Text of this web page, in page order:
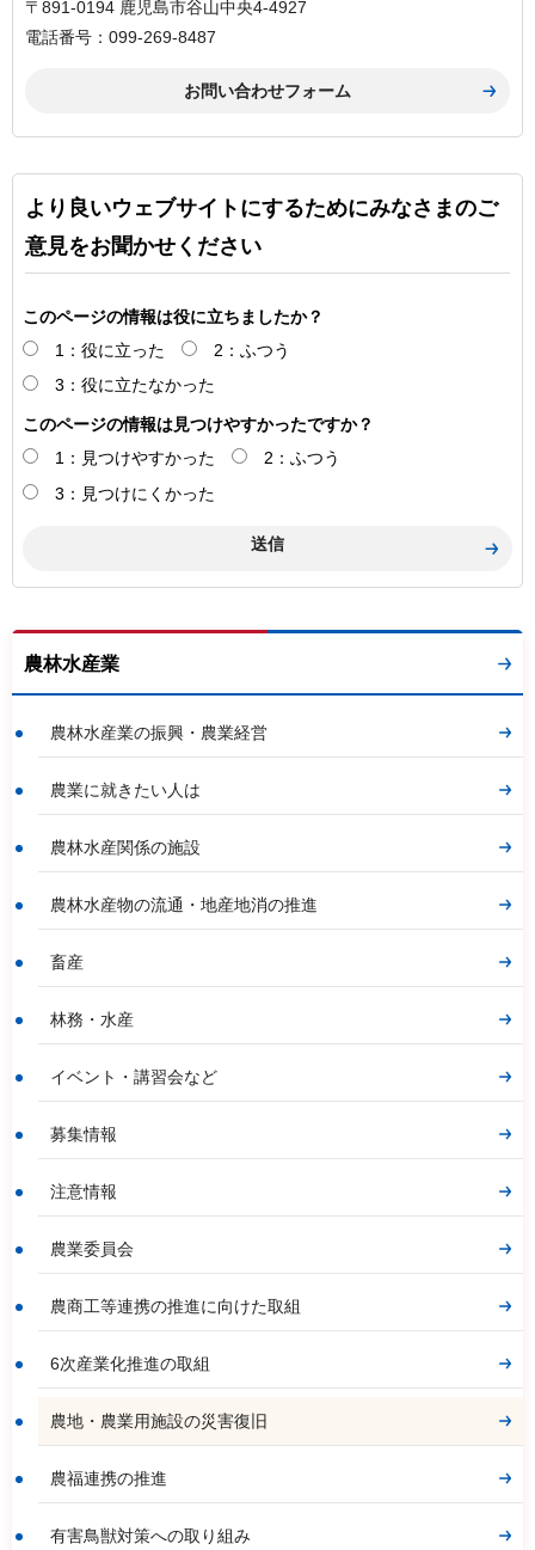
〒891-0194 鹿児島市谷山中央4-4927
電話番号：099-269-8487
より良いウェブサイトにするためにみなさまのご
意見をお聞かせください
このページの情報は役に立ちましたか？
1：役に立った
2：ふつう
3：役に立たなかった
このページの情報は見つけやすかったですか？
1：見つけやすかった
2：ふつう
3：見つけにくかった
農林水産業
農林水産業の振興・農業経営
農業に就きたい人は
農林水産関係の施設
農林水産物の流通・地産地消の推進
畜産
林務・水産
イベント・講習会など
募集情報
注意情報
農業委員会
農商工等連携の推進に向けた取組
6次産業化推進の取組
農地・農業用施設の災害復旧
農福連携の推進
有害鳥獣対策への取り組み